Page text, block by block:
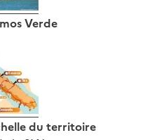
Verde
du territoire